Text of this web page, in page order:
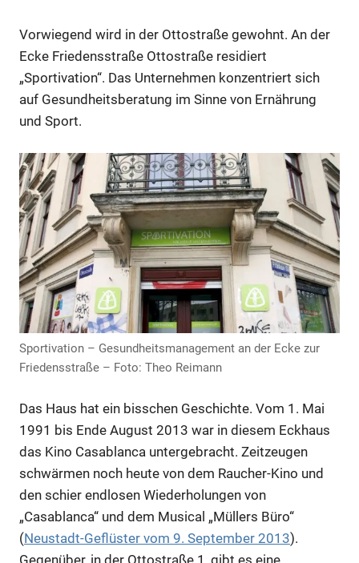
Anzeige
Anzeige
Vorwiegend wird in der Ottostraße gewohnt. An der
Ecke Friedensstraße Ottostraße residiert
„Sportivation“. Das Unternehmen konzentriert sich
auf Gesundheitsberatung im Sinne von Ernährung
und Sport.
Sportivation – Gesundheitsmanagement an der Ecke zur
Friedensstraße – Foto: Theo Reimann
Das Haus hat ein bisschen Geschichte. Vom 1. Mai
1991 bis Ende August 2013 war in diesem Eckhaus
das Kino Casablanca untergebracht. Zeitzeugen
schwärmen noch heute von dem Raucher-Kino und
den schier endlosen Wiederholungen von
„Casablanca“ und dem Musical „Müllers Büro“
(Neustadt-Geflüster vom 9. September 2013).
Gegenüber, in der Ottostraße 1, gibt es eine